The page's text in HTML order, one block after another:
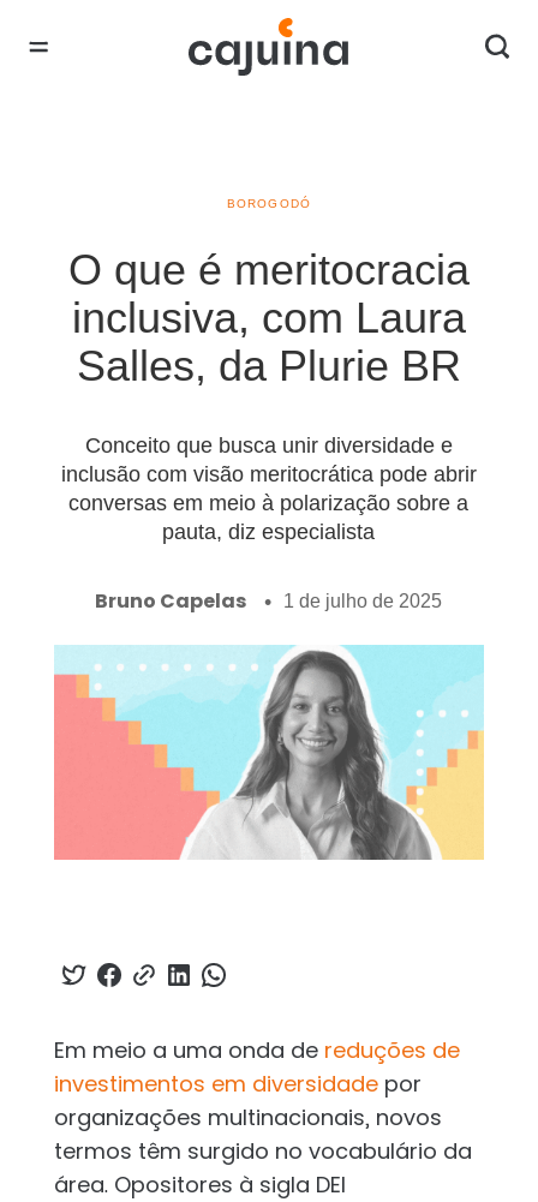
BOROGODÓ
O que é meritocracia
inclusiva, com Laura
Salles, da Plurie BR
Conceito que busca unir diversidade e
inclusão com visão meritocrática pode abrir
conversas em meio à polarização sobre a
pauta, diz especialista
Bruno Capelas 1 de julho de 2025
Em meio a uma onda de reduções de
investimentos em diversidadepor
organizações multinacionais, novos
termos têm surgido no vocabulário da
área. Opositores à sigla DEI